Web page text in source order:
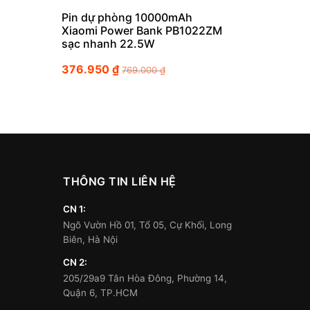
Pin dự phòng 10000mAh
Xiaomi Power Bank PB1022ZM
sạc nhanh 22.5W
376.950₫ 769.000₫
THÔNG TIN LIÊN HỆ
CN 1:
Ngõ Vườn Hồ 01, Tổ 05, Cự Khối, Long
Biên, Hà Nội
CN 2:
205/29a9 Tân Hòa Đông, Phường 14,
Quận 6, TP.HCM